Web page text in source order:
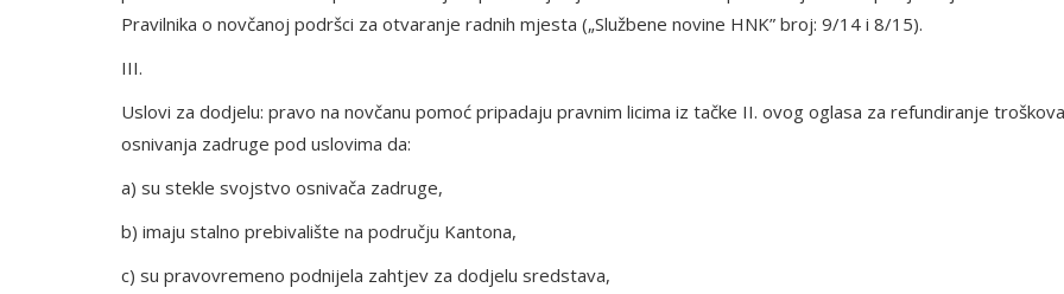
Pravilnika o novčanoj podršci za otvaranje radnih mjesta („Službene novine HNK” broj: 9/14 i 8/15).
III.
Uslovi za dodjelu: pravo na novčanu pomoć pripadaju pravnim licima iz tačke II. ovog oglasa za refundiranje troškova
osnivanja zadruge pod uslovima da:
a) su stekle svojstvo osnivača zadruge,
b) imaju stalno prebivalište na području Kantona,
c) su pravovremeno podnijela zahtjev za dodjelu sredstava,